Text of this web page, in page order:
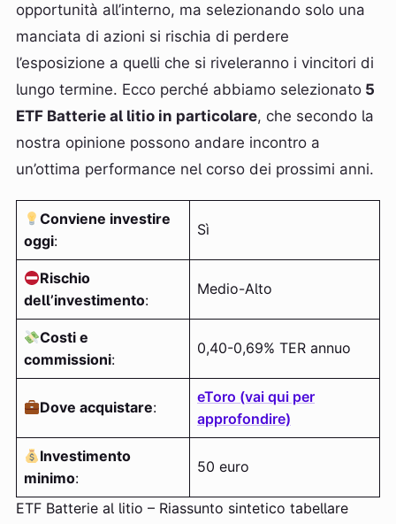
opportunità all’interno, ma selezionando solo una
manciata di azioni si rischia di perdere
l’esposizione a quelli che si riveleranno i vincitori di
lungo termine. Ecco perché abbiamo selezionato 5
ETF Batterie al litio in particolare, che secondo la
nostra opinione possono andare incontro a
un’ottima performance nel corso dei prossimi anni.
Conviene investire
oggi:
Sì
Rischio
dell’investimento:
Medio-Alto
Costi e
commissioni:
0,40-0,69% TER annuo
Dove acquistare:
eToro (vai qui per
approfondire)
Investimento
minimo:
50 euro
ETF Batterie al litio – Riassunto sintetico tabellare